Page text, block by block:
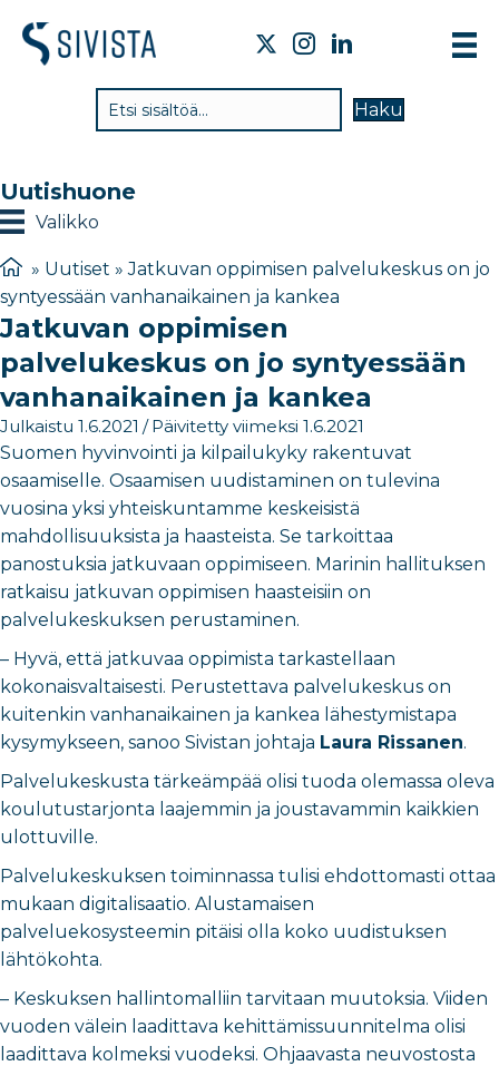
Haku
Uutishuone
Valikko
» Uutiset »Jatkuvan oppimisen palvelukeskus on jo
syntyessään vanhanaikainen ja kankea
Jatkuvan oppimisen
palvelukeskus on jo syntyessään
vanhanaikainen ja kankea
Julkaistu 1.6.2021 / Päivitetty viimeksi 1.6.2021
Suomen hyvinvointi ja kilpailukyky rakentuvat
osaamiselle. Osaamisen uudistaminen on tulevina
vuosina yksi yhteiskuntamme keskeisistä
mahdollisuuksista ja haasteista. Se tarkoittaa
panostuksia jatkuvaan oppimiseen. Marinin hallituksen
ratkaisu jatkuvan oppimisen haasteisiin on
palvelukeskuksen perustaminen.
– Hyvä, että jatkuvaa oppimista tarkastellaan
kokonaisvaltaisesti. Perustettava palvelukeskus on
kuitenkin vanhanaikainen ja kankea lähestymistapa
kysymykseen, sanoo Sivistan johtaja Laura Rissanen.
Palvelukeskusta tärkeämpää olisi tuoda olemassa oleva
koulutustarjonta laajemmin ja joustavammin kaikkien
ulottuville.
Palvelukeskuksen toiminnassa tulisi ehdottomasti ottaa
mukaan digitalisaatio. Alustamaisen
palveluekosysteemin pitäisi olla koko uudistuksen
lähtökohta.
– Keskuksen hallintomalliin tarvitaan muutoksia. Viiden
vuoden välein laadittava kehittämissuunnitelma olisi
laadittava kolmeksi vuodeksi. Ohjaavasta neuvostosta